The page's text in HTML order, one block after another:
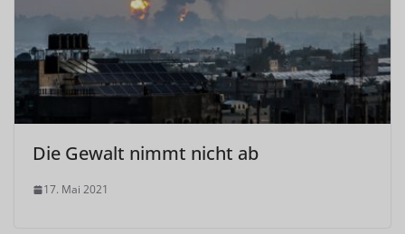
Die Gewalt nimmt nicht ab
17. Mai 2021